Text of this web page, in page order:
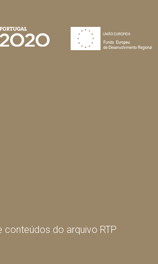
conteúdos do arquivo RTP